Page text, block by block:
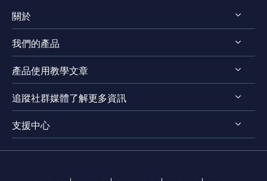
關於
認識EaseUS
評測 & 獎項
法律聲明
我們的產品
RecExperts for Windows
RecExperts for Mac
Online Screen Recorder
產品使用教學文章
螢幕錄影軟體
Mac App 商店
追蹤社群媒體了解更多資訊
 
支援中心